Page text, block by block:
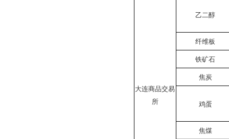
大连商品交易
所
乙二醇
纤维板
铁矿石
焦炭
鸡蛋
焦煤